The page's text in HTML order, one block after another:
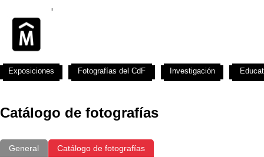
Catálogo de fotografías
General Catálogo de fotografías
Exposiciones Fotografías del CdF Investigación